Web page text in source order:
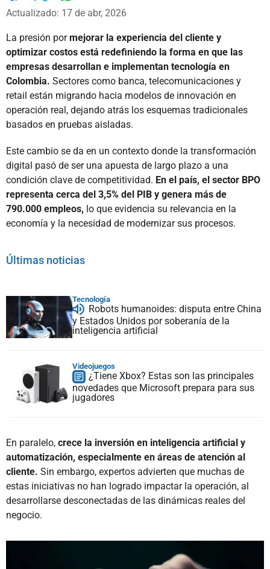
Facebook
X
Actualizado: 17 de abr, 2026
La presión pormejorar la experiencia del cliente y
optimizar costos está redefiniendo la forma en que las
empresas desarrollan e implementan tecnología en
Colombia. Sectores como banca, telecomunicaciones y
retail están migrando hacia modelos de innovación en
operación real, dejando atrás los esquemas tradicionales
basados en pruebas aisladas.
Este cambio se da en un contexto donde la transformación
digital pasó de ser una apuesta de largo plazo a una
condición clave de competitividad. En el país, el sector BPO
representa cerca del 3,5% del PIB y genera más de
790.000 empleos, lo que evidencia su relevancia en la
economía y la necesidad de modernizar sus procesos.
Últimas noticias
Tecnología
Robots humanoides: disputa entre China
y Estados Unidos por soberanía de la
inteligencia artificial
Videojuegos
¿Tiene Xbox? Estas son las principales
novedades que Microsoft prepara para sus
jugadores
En paralelo, crece la inversión en inteligencia artificial y
automatización, especialmente en áreas de atención al
cliente. Sin embargo, expertos advierten que muchas de
estas iniciativas no han logrado impactar la operación, al
desarrollarse desconectadas de las dinámicas reales del
negocio.